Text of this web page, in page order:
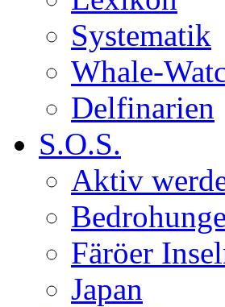
Systematik
Whale-
Delfinarien
S.O.S.
Aktiv
Färöer
Japan